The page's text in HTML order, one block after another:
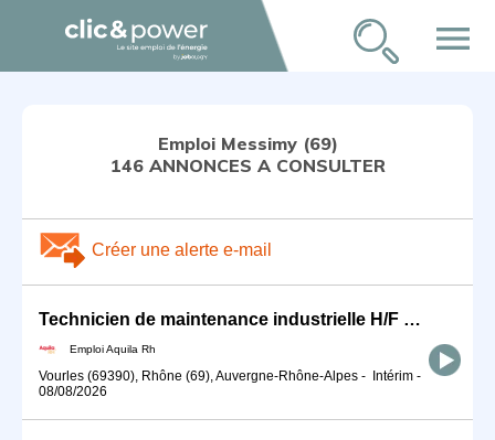
menu
Emploi Messimy (69)
146 ANNONCES A CONSULTER
Créer une alerte e-mail
Technicien de maintenance industrielle H/F VSD
Emploi Aquila Rh
Vourles (69390), Rhône (69), Auvergne-Rhône-Alpes - Intérim -
08/08/2026